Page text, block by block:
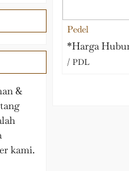
Pedel
*Harga
/ PDL
&
kami.